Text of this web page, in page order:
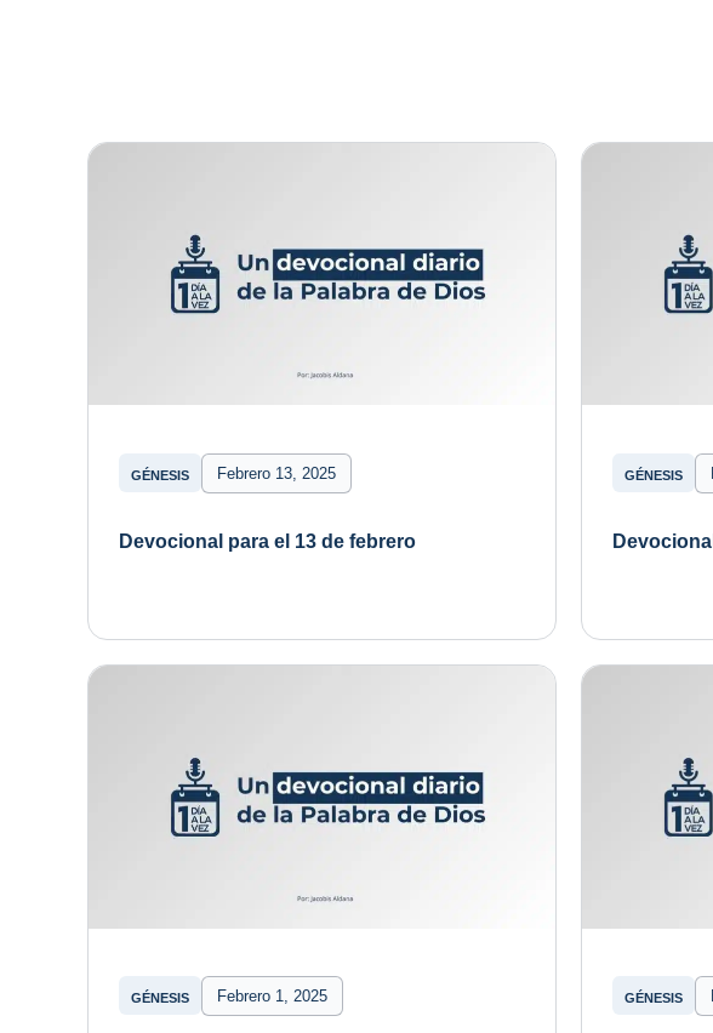
GÉNESIS Febrero 13, 2025
Devocional para el 13 de febrero
GÉNESIS
GÉNESIS Febrero 1, 2025 GÉNESIS